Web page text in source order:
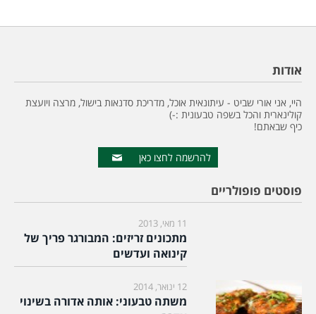
אודות
היי, אני אורי שביט - עיתונאית אוכל, מדריכת סדנאות בישול, מרצה ויועצת
קולינארית והכל בשפה טבעונית :-)
כיף שבאתם!
להרשמה לחצו כאן
פוסטים פופולריים
11 מאי, 2013
מתכונים זריזים: המבורגר פריך של
קינואה ועדשים
12 ינואר, 2014
משתה טבעוני: אותה אדורה בשינוי